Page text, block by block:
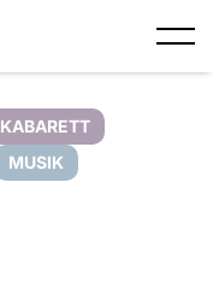
KABARETT
MUSIK